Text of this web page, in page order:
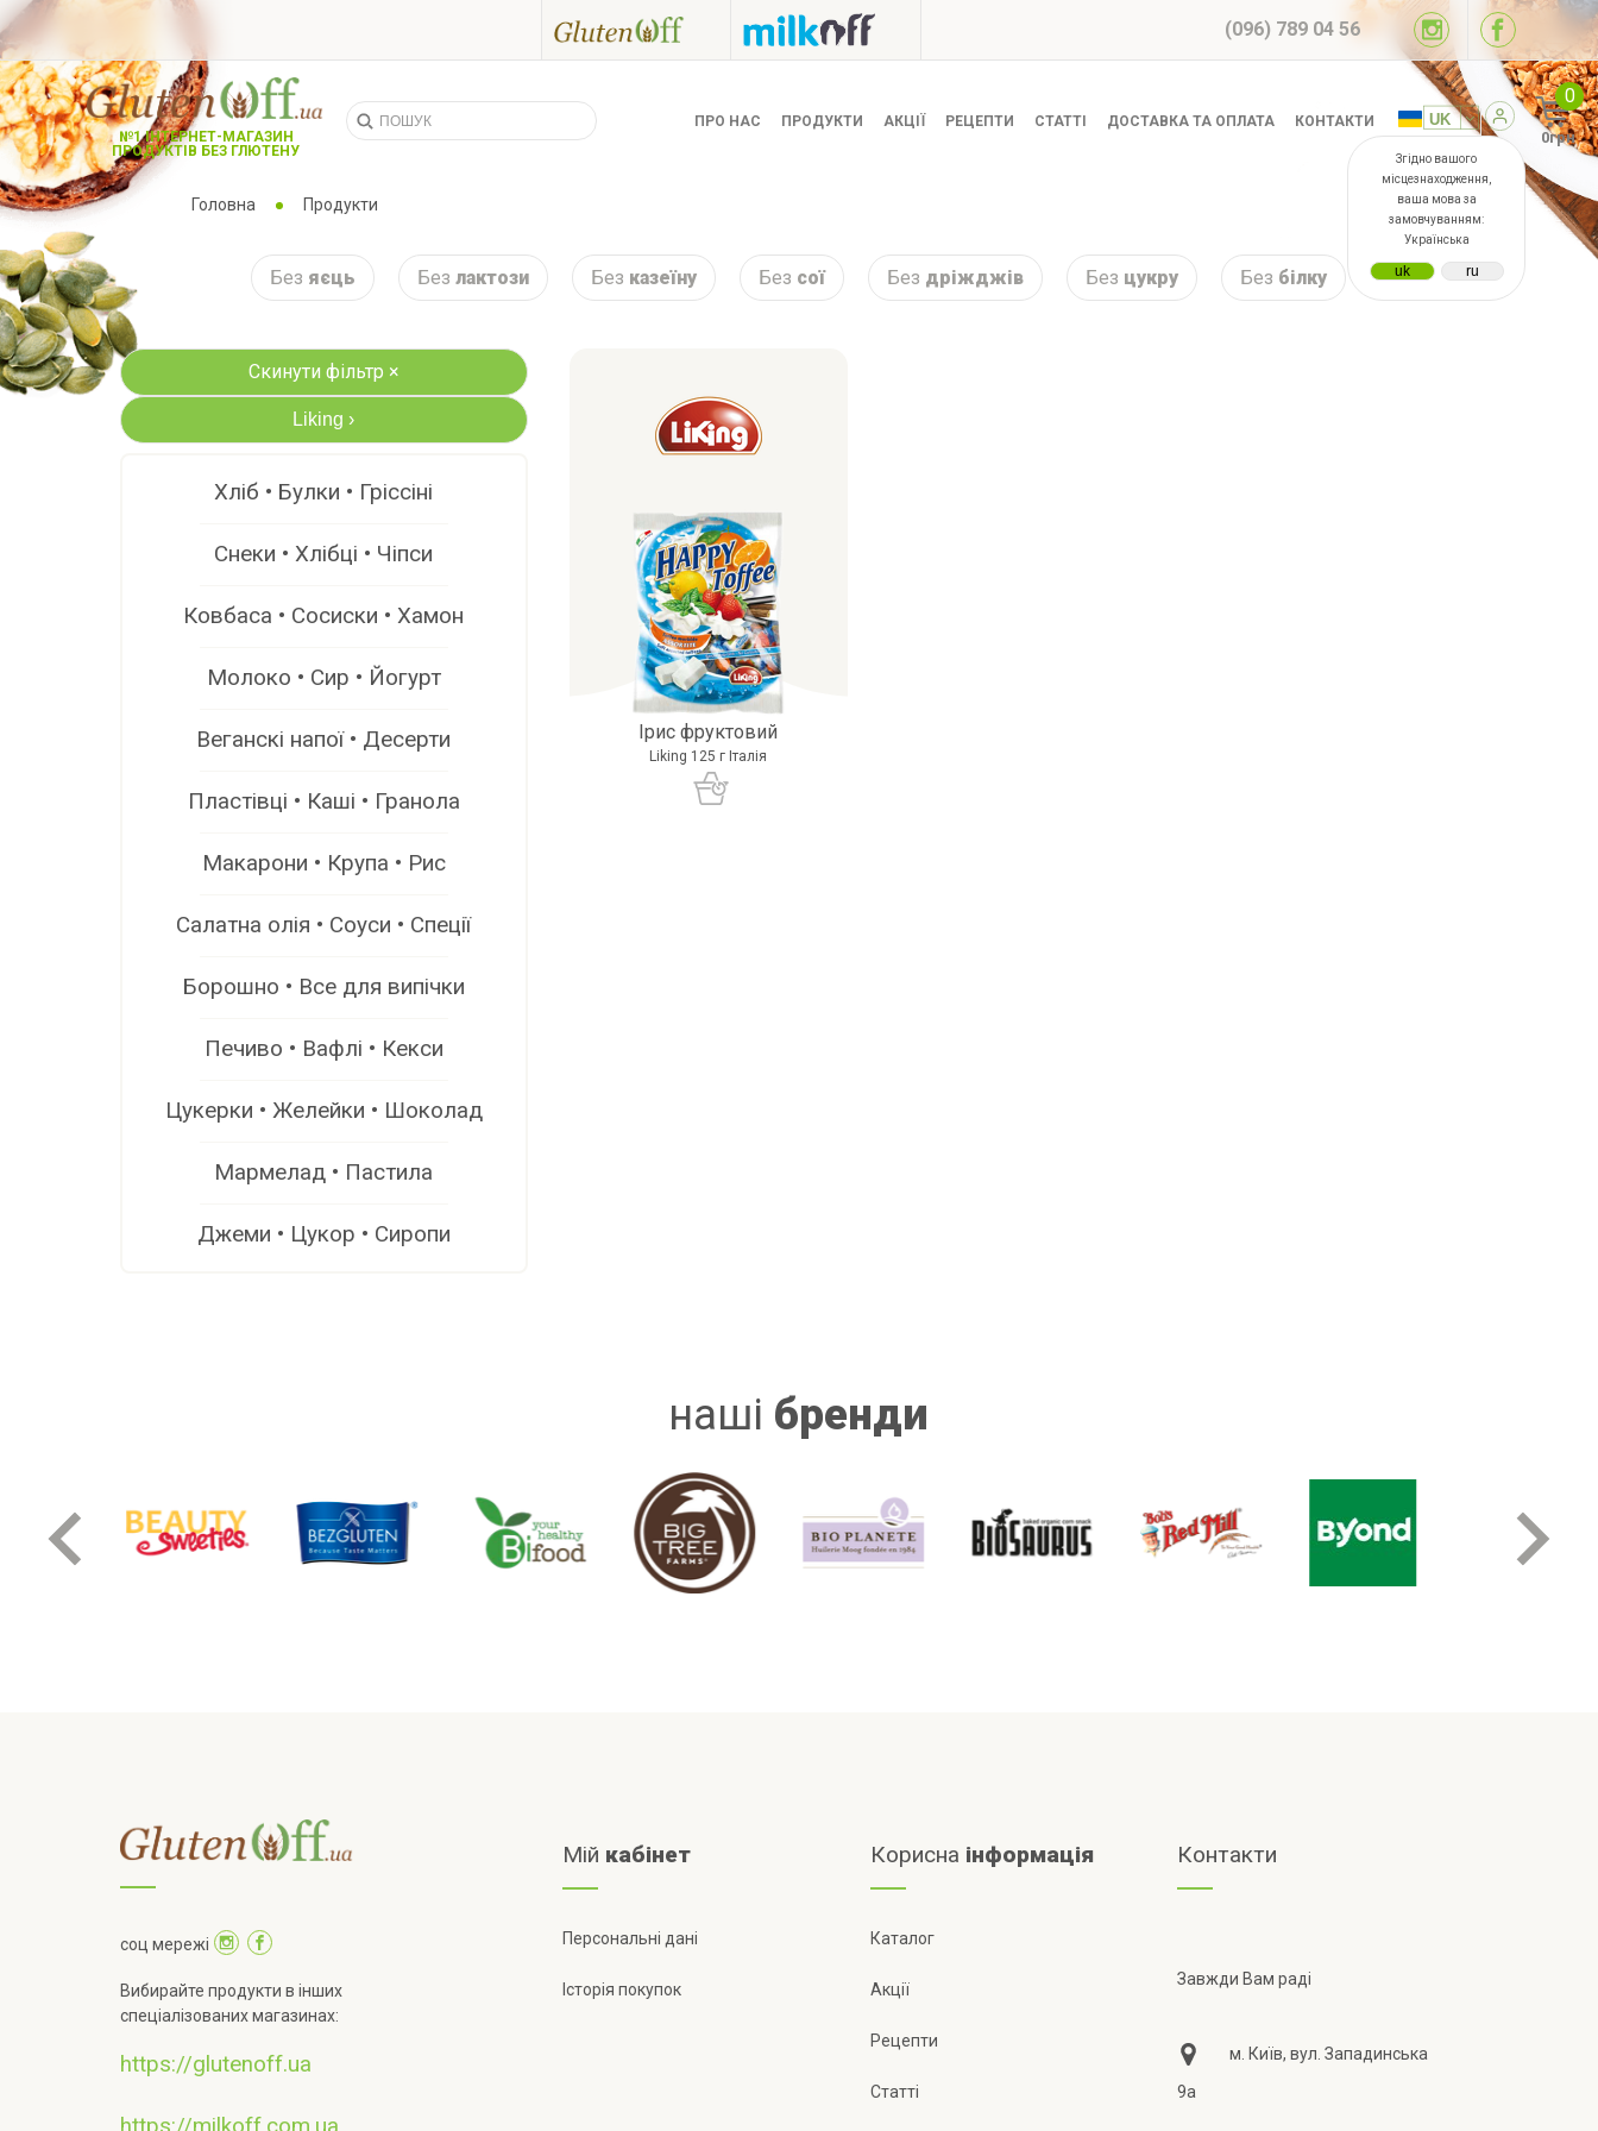
(096) 789 04 56
№1 ІНТЕРНЕТ-МАГАЗИН
ПРОДУКТІВ БЕЗ ГЛЮТЕНУ
ПРО НАС ПРОДУКТИ АКЦІЇ РЕЦЕПТИ СТАТТІ ДОСТАВКА ТА ОПЛАТА КОНТАКТИ
Згідно вашого
місцезнаходження,
ваша мова за
замовчуванням:
Українська
0
0грн
Головна Продукти
Без яєць Безлактози Без казеїну Без сої Без дріжджів Без цукру Без білку
Скинути фільтр ×
Liking ›
Хліб • Булки • Гріссіні
Снеки • Хлібці • Чіпси
Ковбаса • Сосиски • Хамон
Молоко • Сир • Йогурт
Веганскі напої • Десерти
Пластівці • Каші • Гранола
Макарони • Крупа • Рис
Салатна олія • Соуси • Спеції
Борошно • Все для випічки
Печиво • Вафлі • Кекси
Цукерки • Желейки • Шоколад
Мармелад • Пастила
Джеми • Цукор • Сиропи
Ірис фруктовий
Liking 125 г Італія
наші бренди
соц мережі
Вибирайте продукти в інших
спеціалізованих магазинах:
https://glutenoff.ua
https://milkoff.com.ua
Мій кабінет
Персональні дані
Історія покупок
Корисна інформація
Каталог
Акції
Рецепти
Статті
Контакти
Завжди Вам раді
м. Київ, вул. Западинська
9а